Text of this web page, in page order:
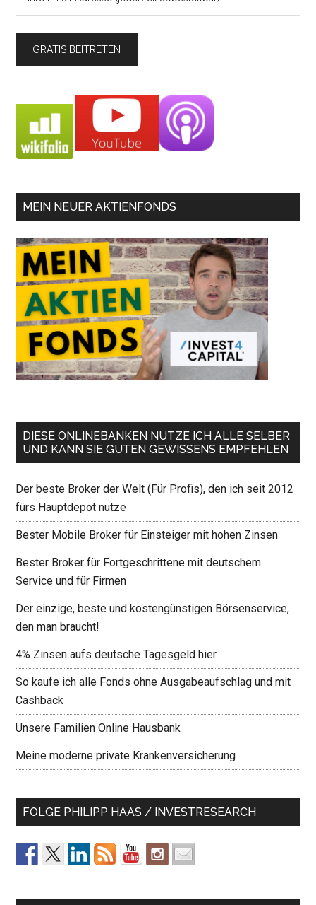
MEIN NEUER AKTIENFONDS
DIESE ONLINEBANKEN NUTZE ICH ALLE SELBER
UND KANN SIE GUTEN GEWISSENS EMPFEHLEN
Der beste Broker der Welt (Für Profis), den ich seit 2012
fürs Hauptdepot nutze
Bester Mobile Broker für Einsteiger mit hohen Zinsen
Bester Broker für Fortgeschrittene mit deutschem
Service und für Firmen
Der einzige, beste und kostengünstigen Börsenservice,
den man braucht!
4% Zinsen aufs deutsche Tagesgeld hier
So kaufe ich alle Fonds ohne Ausgabeaufschlag und mit
Cashback
Unsere Familien Online Hausbank
Meine moderne private Krankenversicherung
FOLGE PHILIPP HAAS / INVESTRESEARCH